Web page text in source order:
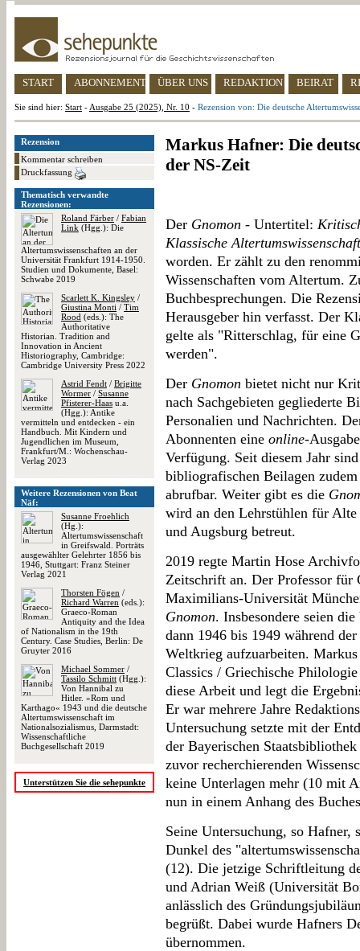
START ABONNEMENT ÜBER UNS REDAKTION BEIRAT
Sie sind hier: Start - Ausgabe 25 (2025), Nr. 10 - Rezension von: Die deutsche
Rezension
Kommentar schreiben
Druckfassung
Thematisch verwandte
Rezensionen:
Roland Färber / Fabian
Link (Hgg.): Die
Altertumswissenschaften an der
Universität Frankfurt 1914-1950.
Studien und Dokumente, Basel:
Schwabe 2019
Scarlett K. Kingsley /
Giustina Monti / Tim
Rood (eds.): The
Authoritative
Historian. Tradition and
Innovation in Ancient
Historiography, Cambridge:
Cambridge University Press 2022
Astrid Fendt / Brigitte
Wormer / Susanne
Pfisterer-Haas u.a.
(Hgg.): Antike
vermitteln und entdecken - ein
Handbuch. Mit Kindern und
Jugendlichen im Museum,
Frankfurt/M.: Wochenschau-
Verlag 2023
Weitere Rezensionen von Beat
Näf:
Susanne Froehlich
(Hg.):
Altertumswissenschaft
in Greifswald. Porträts
ausgewählter Gelehrter 1856 bis
1946, Stuttgart: Franz Steiner
Verlag 2021
Thorsten Fögen /
Richard Warren (eds.):
Graeco-Roman
Antiquity and the Idea
of Nationalism in the 19th
Century. Case Studies, Berlin: De
Gruyter 2016
Michael Sommer /
Tassilo Schmitt (Hgg.):
Von Hannibal zu
Hitler. »Rom und
Karthago« 1943 und die deutsche
Altertumswissenschaft im
Nationalsozialismus, Darmstadt:
Wissenschaftliche
Buchgesellschaft 2019
Unterstützen Sie die sehepunkte
Markus Hafner: Die
der NS-Zeit
Der Gnomon - Untertitel:
Klassische Altertumswissenschaft
worden. Er zählt zu den
Wissenschaften vom Altertum.
Buchbesprechungen. Die
Herausgeber hin verfasst. Der
gelte als "Ritterschlag, für eine
werden".
Der Gnomon bietet nicht nur
nach Sachgebieten gegliederte
Personalien und Nachrichten.
Abonnenten eine online-
Verfügung. Seit diesem Jahr
bibliografischen Beilagen
abrufbar. Weiter gibt es die
wird an den Lehrstühlen für
und Augsburg betreut.
2019 regte Martin Hose
Zeitschrift an. Der Professor
Maximilians-Universität
Gnomon. Insbesondere seien
dann 1946 bis 1949 während
Weltkrieg aufzuarbeiten.
Classics / Griechische
diese Arbeit und legt die
Er war mehrere Jahre
Untersuchung setzte mit der
der Bayerischen
zuvor recherchierenden
keine Unterlagen mehr (10 mit
nun in einem Anhang des
Seine Untersuchung, so
Dunkel des
(12). Die jetzige Schriftleitung
und Adrian Weiß (Universität
anlässlich des
begrüßt. Dabei wurde Hafners
übernommen.